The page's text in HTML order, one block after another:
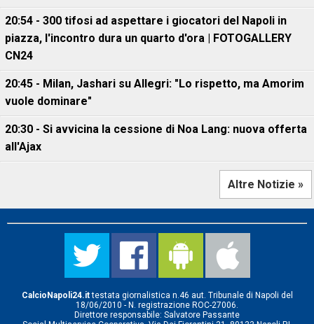
20:54 - 300 tifosi ad aspettare i giocatori del Napoli in
piazza, l'incontro dura un quarto d'ora | FOTOGALLERY
CN24
20:45 - Milan, Jashari su Allegri: "Lo rispetto, ma Amorim
vuole dominare"
20:30 - Si avvicina la cessione di Noa Lang: nuova offerta
all'Ajax
Altre Notizie »
CalcioNapoli24.ittestata giornalistica n.46 aut. Tribunale di Napoli del
18/06/2010 - N. registrazione ROC-27006.
Direttore responsabile: Salvatore Passante